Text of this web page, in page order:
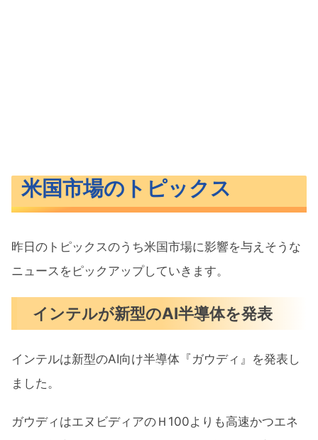
米国市場のトピックス
昨日のトピックスのうち米国市場に影響を与えそうな
ニュースをピックアップしていきます。
インテルが新型のAI半導体を発表
インテルは新型のAI向け半導体『ガウディ』を発表し
ました。
ガウディはエヌビディアのＨ100よりも高速かつエネ